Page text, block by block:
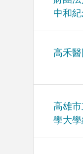
中和
高禾
高雄
學大